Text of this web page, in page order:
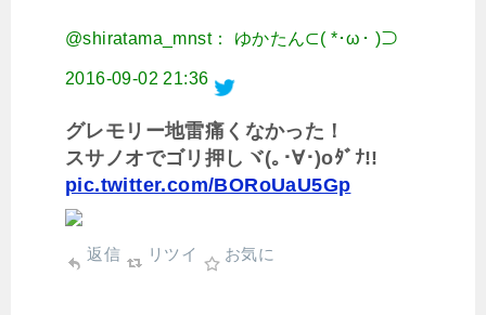
@shiratama_mnst： ゆかたん⊂( *･ω･ )⊃
2016-09-02 21:36
グレモリー地雷痛くなかった！
スサノオでゴリ押しヾ(｡･∀･)oﾀﾞﾅ!!
pic.twitter.com/BORoUaU5Gp
返信 リツイ お気に